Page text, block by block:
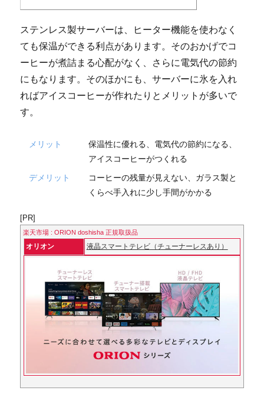
ステンレス製サーバーは、ヒーター機能を使わなく
ても保温ができる利点があります。そのおかげでコ
ーヒーが煮詰まる心配がなく、さらに電気代の節約
にもなります。そのほかにも、サーバーに氷を入れ
ればアイスコーヒーが作れたりとメリットが多いで
す。
メリット
保温性に優れる、電気代の節約になる、
アイスコーヒーがつくれる
デメリット
コーヒーの残量が見えない、ガラス製と
くらべ手入れに少し手間がかかる
[PR]
楽天市場 : ORION doshisha 正規取扱品
オリオン 液晶スマートテレビ（チューナーレスあり）